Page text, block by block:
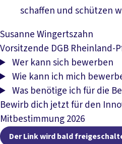
schaffen und schützen
Susanne Wingertszahn
Vorsitzende DGB Rheinland-
Wer kann sich bewerben
Wie kann ich mich
Was benötige ich für die
Bewirb dich jetzt für den
Mitbestimmung 2026
Der Link wird bald